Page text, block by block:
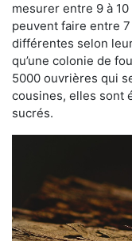
mesurer entre 9 à
peuvent faire entre
différentes selon
qu’une colonie de
5000 ouvrières qui
cousines, elles sont
sucrés.